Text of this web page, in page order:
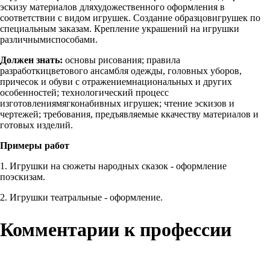
эскизу материалов дляхудожественного оформления в
соответствии с видом игрушек. Создание образцовигрушек по
специальным заказам. Крепление украшений на игрушки
различнымиспособами.
Должен знать: основы рисования; правила
разработкицветового ансамбля одежды, головных уборов,
причесок и обуви с отражениемнациональных и других
особенностей; технологический процесс
изготовлениямягконабивных игрушек; чтение эскизов и
чертежей; требования, предъявляемые ккачеству материалов и
готовых изделий.
Примеры работ
1. Игрушки на сюжеты народных сказок - оформление
поэскизам.
2. Игрушки театральные - оформление.
Комментарии к профессии